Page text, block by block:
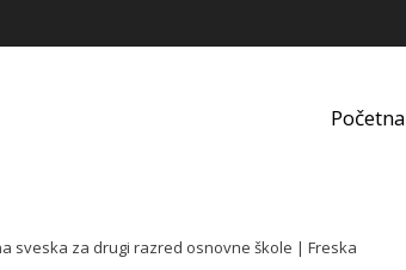
Početna
sveska za drugi razred osnovne škole | Freska